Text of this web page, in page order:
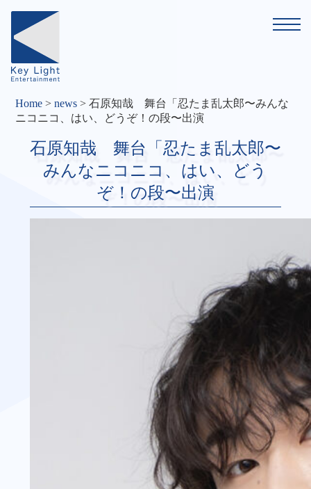
Home >news >石原知哉 舞台「忍たま乱太郎〜みんな
ニコニコ、はい、どうぞ！の段〜出演
石原知哉 舞台「忍たま乱太郎〜
みんなニコニコ、はい、どう
ぞ！の段〜出演